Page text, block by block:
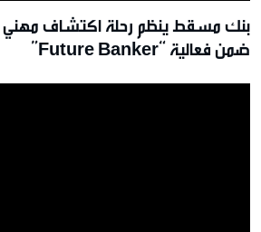
بنك مسقط ينظم رحلة اكتشاف مهني
ضمن فعالية “Future Banker”